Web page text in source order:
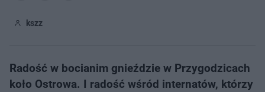
kszz
​Radość w bocianim gnieździe w Przygodzicach
koło Ostrowa. I radość wśród internatów, którzy